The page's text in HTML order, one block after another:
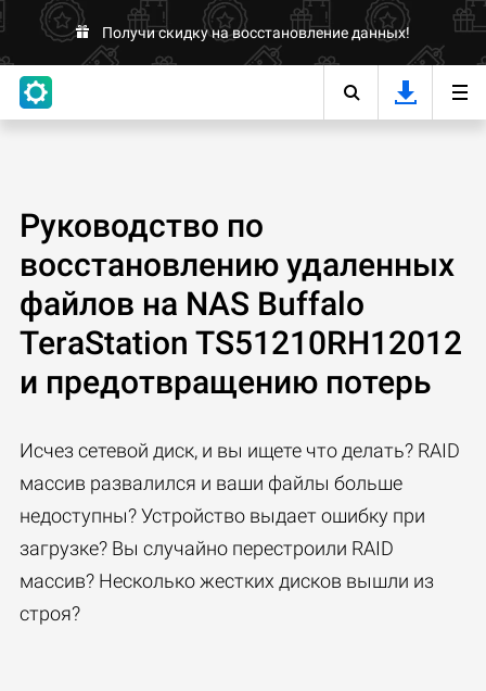
Получи скидку на восстановление данных!
Руководство по
восстановлению удаленных
файлов на NAS Buffalo
TeraStation TS51210RH12012
и предотвращению потерь
Исчез сетевой диск, и вы ищете что делать? RAID
массив развалился и ваши файлы больше
недоступны? Устройство выдает ошибку при
загрузке? Вы случайно перестроили RAID
массив? Несколько жестких дисков вышли из
строя?